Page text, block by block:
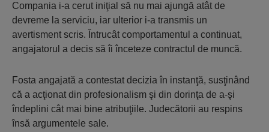
Compania i-a cerut iniţial să nu mai ajungă atât de
devreme la serviciu, iar ulterior i-a transmis un
avertisment scris. Întrucât comportamentul a continuat,
angajatorul a decis să îi înceteze contractul de muncă.
Fosta angajată a contestat decizia în instanţă, susţinând
că a acţionat din profesionalism şi din dorinţa de a-şi
îndeplini cât mai bine atribuţiile. Judecătorii au respins
însă argumentele sale.